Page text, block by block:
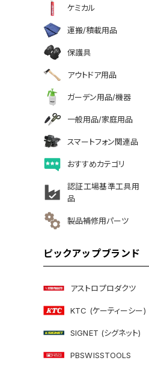
ケミカル
運搬/積載用品
保護具
アウトドア用品
ガーデン用品/機器
一般用品/家庭用品
スマートフォン関連品
おすすめカテゴリ
認証工場基準工具用
品
製品補修用パーツ
ピックアップブランド
アストロプロダクツ
KTC (ケーティーシー)
SIGNET (シグネット)
PBSWISSTOOLS